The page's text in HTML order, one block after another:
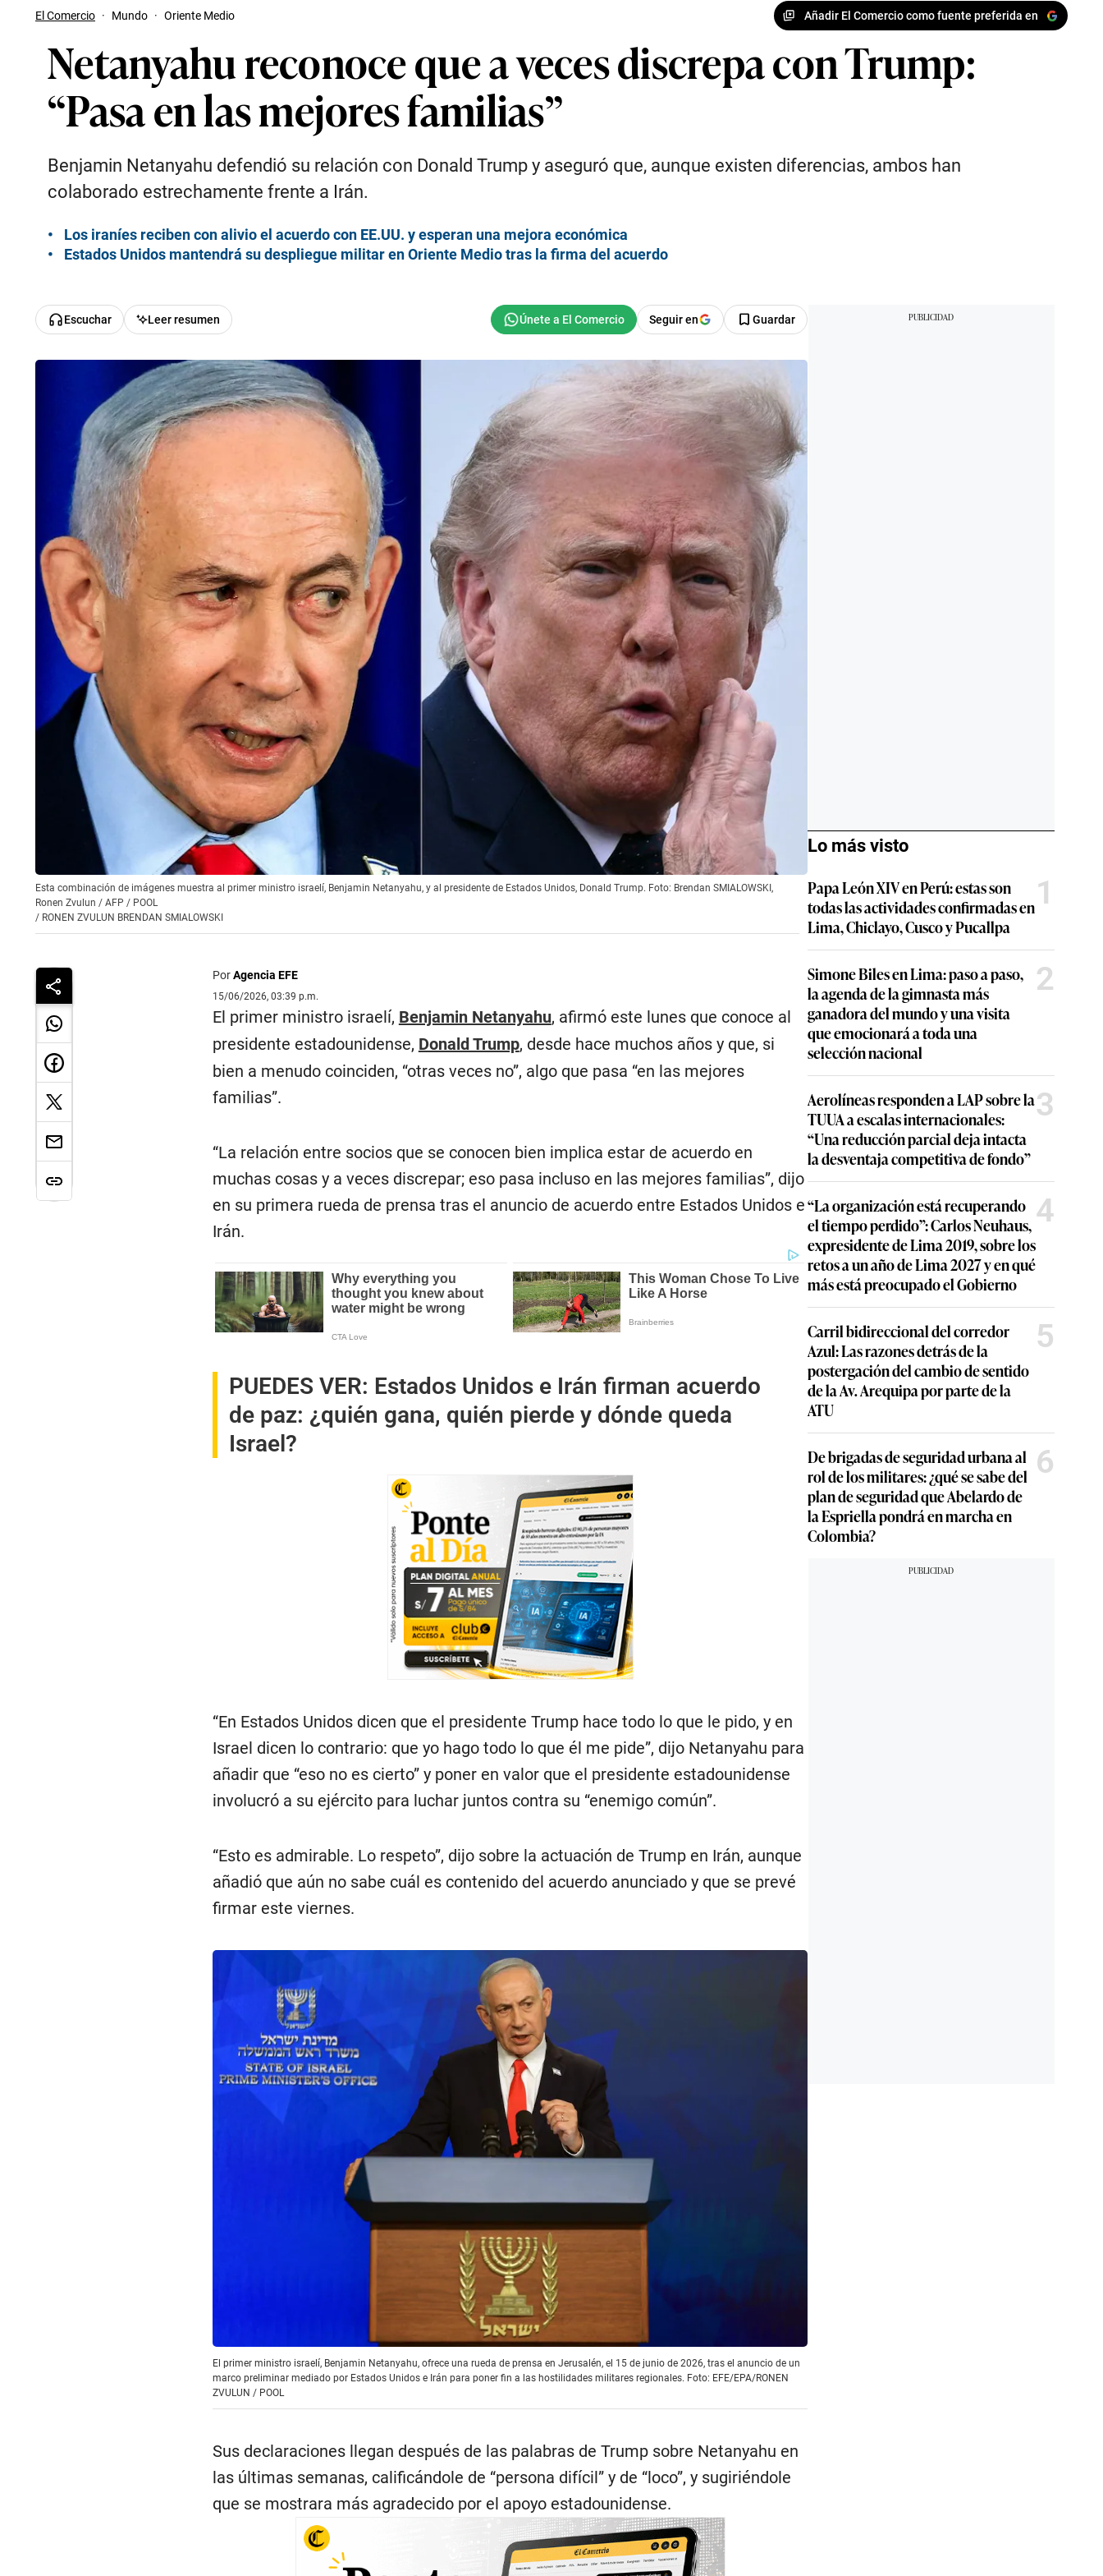
El Comercio · Mundo · Oriente Medio Añadir El Comercio como fuente preferida en
Netanyahu reconoce que a veces discrepa con Trump:
“Pasa en las mejores familias”
Benjamin Netanyahu defendió su relación con Donald Trump y aseguró que, aunque existen diferencias, ambos han
colaborado estrechamente frente a Irán.
Los iraníes reciben con alivio el acuerdo con EE.UU. y esperan una mejora económica
Estados Unidos mantendrá su despliegue militar en Oriente Medio tras la firma del acuerdo
Escuchar Leer resumen Seguir en Guardar
Esta combinación de imágenes muestra al primer ministro israelí, Benjamin Netanyahu, y al presidente de Estados Unidos, Donald Trump. Foto: Brendan SMIALOWSKI,
Ronen Zvulun / AFP / POOL
/ RONEN ZVULUN BRENDAN SMIALOWSKI
PorAgencia EFE
15/06/2026, 03:39 p.m.
El primer ministro israelí, Benjamin Netanyahu, afirmó este lunes que conoce al
presidente estadounidense, Donald Trump, desde hace muchos años y que, si
bien a menudo coinciden, “otras veces no”, algo que pasa “en las mejores
familias”.
“La relación entre socios que se conocen bien implica estar de acuerdo en
muchas cosas y a veces discrepar; eso pasa incluso en las mejores familias”, dijo
en su primera rueda de prensa tras el anuncio de acuerdo entre Estados Unidos e
Irán.
PUEDES VER: Estados Unidos e Irán firman acuerdo
de paz: ¿quién gana, quién pierde y dónde queda
Israel?
“En Estados Unidos dicen que el presidente Trump hace todo lo que le pido, y en
Israel dicen lo contrario: que yo hago todo lo que él me pide”, dijo Netanyahu para
añadir que “eso no es cierto” y poner en valor que el presidente estadounidense
involucró a su ejército para luchar juntos contra su “enemigo común”.
“Esto es admirable. Lo respeto”, dijo sobre la actuación de Trump en Irán, aunque
añadió que aún no sabe cuál es contenido del acuerdo anunciado y que se prevé
firmar este viernes.
El primer ministro israelí, Benjamin Netanyahu, ofrece una rueda de prensa en Jerusalén, el 15 de junio de 2026, tras el anuncio de un
marco preliminar mediado por Estados Unidos e Irán para poner fin a las hostilidades militares regionales. Foto: EFE/EPA/RONEN
ZVULUN / POOL
Sus declaraciones llegan después de las palabras de Trump sobre Netanyahu en
las últimas semanas, calificándole de “persona difícil” y de “loco”, y sugiriéndole
que se mostrara más agradecido por el apoyo estadounidense.
Lo más visto
Papa León XIV en Perú: estas son
todas las actividades confirmadas en
Lima, Chiclayo, Cusco y Pucallpa
1
Simone Biles en Lima: paso a paso,
la agenda de la gimnasta más
ganadora del mundo y una visita
que emocionará a toda una
selección nacional
2
Aerolíneas responden a LAP sobre la
TUUA a escalas internacionales:
“Una reducción parcial deja intacta
la desventaja competitiva de fondo”
3
“La organización está recuperando
el tiempo perdido”: Carlos Neuhaus,
expresidente de Lima 2019, sobre los
retos a un año de Lima 2027 y en qué
más está preocupado el Gobierno
4
Carril bidireccional del corredor
Azul: Las razones detrás de la
postergación del cambio de sentido
de la Av. Arequipa por parte de la
ATU
5
De brigadas de seguridad urbana al
rol de los militares: ¿qué se sabe del
plan de seguridad que Abelardo de
la Espriella pondrá en marcha en
Colombia?
6